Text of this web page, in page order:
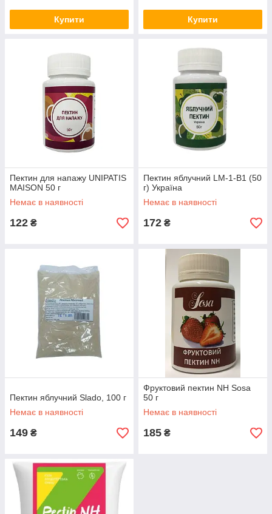
Купити Купити
Пектин для напажу UNIPATIS
MAISON 50 г
Немає в наявності
122 ₴
Пектин яблучний LM-1-B1 (50
г) Україна
Немає в наявності
172 ₴
Пектин яблучний Slado, 100 г
Немає в наявності
149 ₴
Фруктовий пектин NH Sosa
50 г
Немає в наявності
185 ₴